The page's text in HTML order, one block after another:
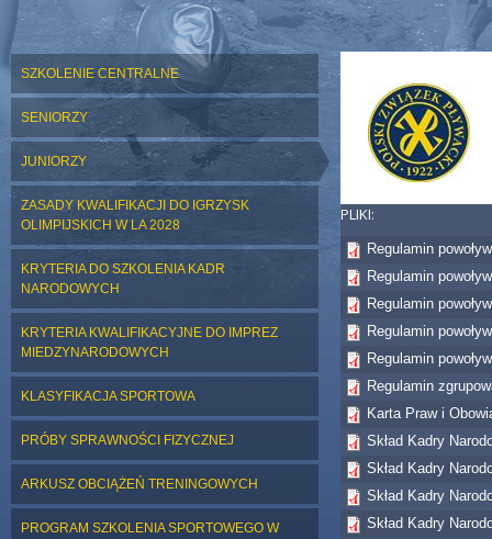
SZKOLENIE CENTRALNE
SENIORZY
JUNIORZY
ZASADY KWALIFIKACJI DO IGRZYSK
OLIMPIJSKICH W LA 2028
KRYTERIA DO SZKOLENIA KADR
NARODOWYCH
KRYTERIA KWALIFIKACYJNE DO IMPREZ
MIEDZYNARODOWYCH
KLASYFIKACJA SPORTOWA
PRÓBY SPRAWNOŚCI FIZYCZNEJ
ARKUSZ OBCIĄŻEŃ TRENINGOWYCH
PROGRAM SZKOLENIA SPORTOWEGO W
PLIKI:
Regulamin
Regulamin
Regulamin
Regulamin
Regulamin
Regulamin
Karta Praw i
Skład Kadry
Skład Kadry
Skład Kadry
Skład Kadry